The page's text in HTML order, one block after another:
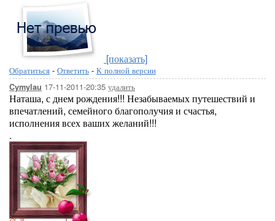
[показать]
Обратиться - Ответить - К полной версии
Cymylau 17-11-2011-20:35 удалить
Наташа, с днем рождения!!! Незабываемых путешествий и
впечатлений, семейного благополучия и счастья,
исполнения всех ваших желаний!!!
.